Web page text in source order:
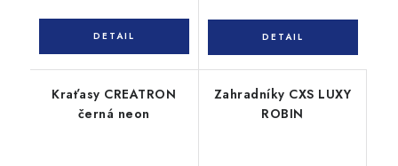
Kraťasy CREATRON
černá neon
Zahradníky CXS LUXY
ROBIN